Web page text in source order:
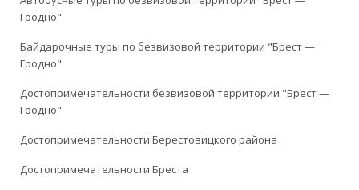
Гродно"
Байдарочные туры по безвизовой территории "Брест —
Гродно"
Достопримечательности безвизовой территории "Брест —
Гродно"
Достопримечательности Берестовицкого района
Достопримечательности Бреста